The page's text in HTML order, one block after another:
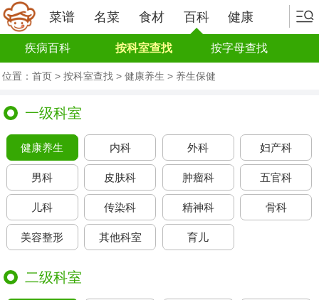
菜谱 名菜 食材 百科 健康
疾病百科 按科室查找 按字母查找
位置： 首页 > 按科室查找 > 健康养生 > 养生保健
一级科室
健康养生 内科 外科 妇产科
男科 皮肤科 肿瘤科 五官科
儿科 传染科 精神科 骨科
美容整形 其他科室 育儿
二级科室